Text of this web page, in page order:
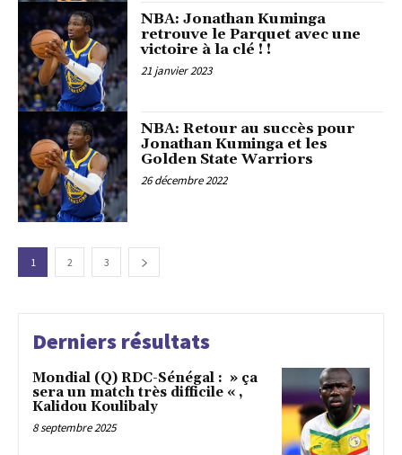
NBA: Jonathan Kuminga
retrouve le Parquet avec une
victoire à la clé ! !
21 janvier 2023
NBA: Retour au succès pour
Jonathan Kuminga et les
Golden State Warriors
26 décembre 2022
1 2 3
Derniers résultats
Mondial (Q) RDC-Sénégal : » ça
sera un match très difficile « ,
Kalidou Koulibaly
8 septembre 2025